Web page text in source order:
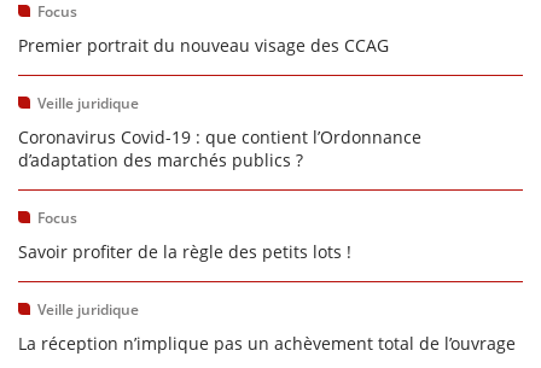
Focus
Premier portrait du nouveau visage des CCAG
Veille juridique
Coronavirus Covid-19 : que contient l’Ordonnance
d’adaptation des marchés publics ?
Focus
Savoir profiter de la règle des petits lots !
Veille juridique
La réception n’implique pas un achèvement total de l’ouvrage